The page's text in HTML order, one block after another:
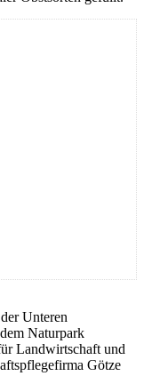
Unteren
Naturpark
Landwirtschaft und
Götze